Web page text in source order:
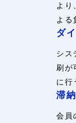
より
よる
ダ
シス
刷が
に行
滞
会員